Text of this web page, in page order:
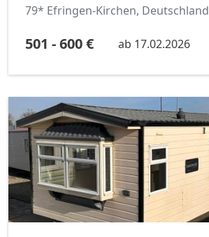
79* Efringen-Kirchen, Deutschland
501 - 600 € ab 17.02.2026